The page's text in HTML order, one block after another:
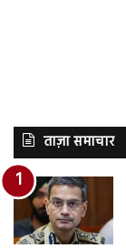
ताज़ा समाचार